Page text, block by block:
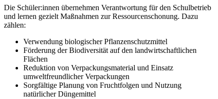
Die Schüler:innen übernehmen Verantwortung für den Schulbetrieb
und lernen gezielt Maßnahmen zur Ressourcenschonung. Dazu
zählen:
Verwendung biologischer Pflanzenschutzmittel
Förderung der Biodiversität auf den landwirtschaftlichen
Flächen
Reduktion von Verpackungsmaterial und Einsatz
umweltfreundlicher Verpackungen
Sorgfältige Planung von Fruchtfolgen und Nutzung
natürlicher Düngemittel